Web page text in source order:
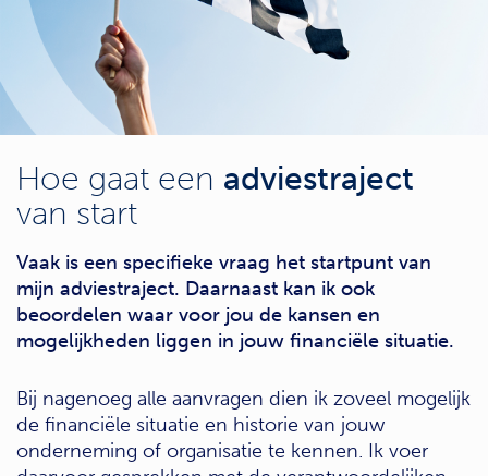
CONTACT
Hoe gaat een adviestraject
van start
Vaak is een specifieke vraag het startpunt van
mijn adviestraject. Daarnaast kan ik ook
beoordelen waar voor jou de kansen en
mogelijkheden liggen in jouw financiële situatie.
Bij nagenoeg alle aanvragen dien ik zoveel mogelijk
de financiële situatie en historie van jouw
onderneming of organisatie te kennen. Ik voer